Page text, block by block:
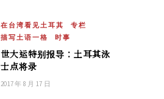
在台湾看见土耳其
专栏
描写土语一格
时事
世大运特别报导：土耳其泳
士点将录
2017 年 8 月 17 日